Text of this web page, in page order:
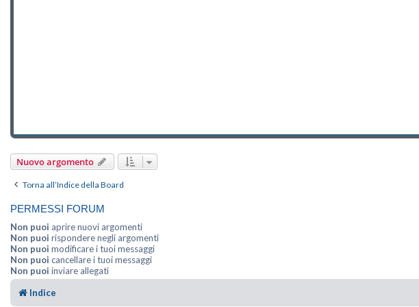
Nuovo argomento
Torna all’Indice della Board
PERMESSI FORUM
Non puoi aprire nuovi argomenti
Non puoi rispondere negli argomenti
Non puoi modificare i tuoi messaggi
Non puoi cancellare i tuoi messaggi
Non puoi inviare allegati
Indice